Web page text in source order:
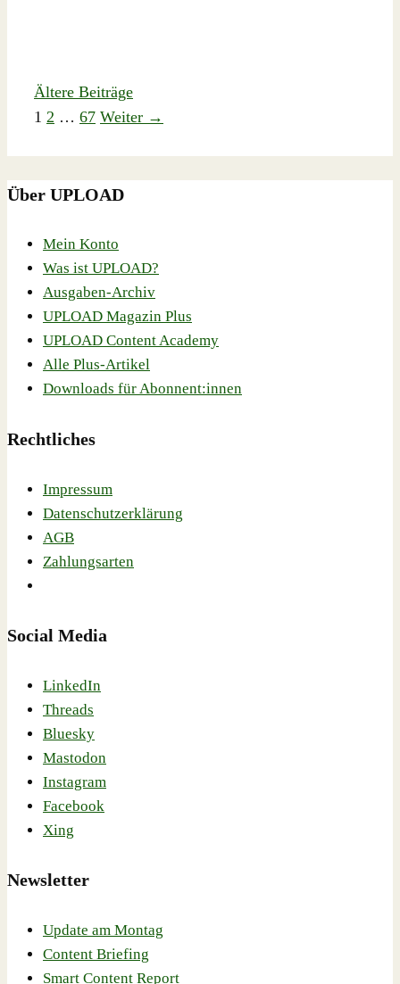
Ältere Beiträge
Seite
1 Seite
2 … Seite
67 Weiter →
Über UPLOAD
Mein Konto
Was ist UPLOAD?
Ausgaben-Archiv
UPLOAD Magazin Plus
UPLOAD Content Academy
Alle Plus-Artikel
Downloads für Abonnent:innen
Rechtliches
Impressum
Datenschutzerklärung
AGB
Zahlungsarten
Social Media
LinkedIn
Threads
Bluesky
Mastodon
Instagram
Facebook
Xing
Newsletter
Update am Montag
Content Briefing
Smart Content Report